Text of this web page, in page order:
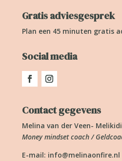
Gratis adviesgesprek
Plan een 45 minuten gratis
Social media
Contact gegevens
Melina van der Veen-
Money mindset coach /
E-mail: info@melinaonfire.nl